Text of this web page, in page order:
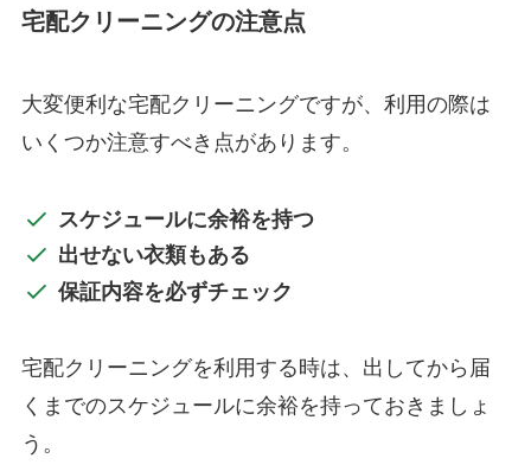
宅配クリーニングの注意点
大変便利な宅配クリーニングですが、利用の際は
いくつか注意すべき点があります。
スケジュールに余裕を持つ
出せない衣類もある
保証内容を必ずチェック
宅配クリーニングを利用する時は、出してから届
くまでのスケジュールに余裕を持っておきましょ
う。